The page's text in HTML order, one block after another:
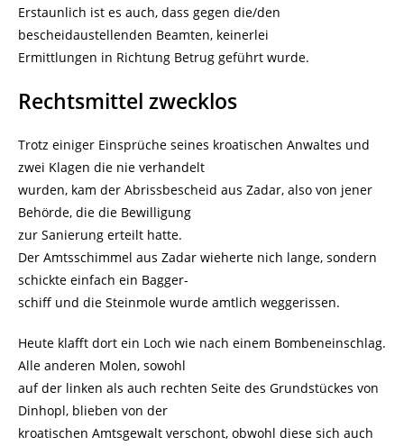
Erstaunlich ist es auch, dass gegen die/den
bescheidaustellenden Beamten, keinerlei
Ermittlungen in Richtung Betrug geführt wurde.
Rechtsmittel zwecklos
Trotz einiger Einsprüche seines kroatischen Anwaltes und
zwei Klagen die nie verhandelt
wurden, kam der Abrissbescheid aus Zadar, also von jener
Behörde, die die Bewilligung
zur Sanierung erteilt hatte.
Der Amtsschimmel aus Zadar wieherte nich lange, sondern
schickte einfach ein Bagger-
schiff und die Steinmole wurde amtlich weggerissen.
Heute klafft dort ein Loch wie nach einem Bombeneinschlag.
Alle anderen Molen, sowohl
auf der linken als auch rechten Seite des Grundstückes von
Dinhopl, blieben von der
kroatischen Amtsgewalt verschont, obwohl diese sich auch